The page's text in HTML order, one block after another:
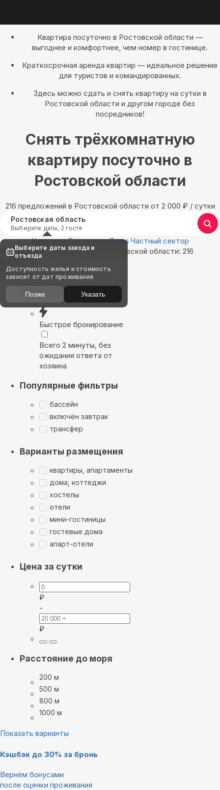
Квартира посуточно в Ростовской области —
выгоднее и комфортнее, чем номер в гостинице.
Краткосрочная аренда квартир — идеальное решение
для туристов и командированных.
Здесь можно сдать и снять квартиру на сутки в
Ростовской области и другом городе без
посредников!
Снять трёхкомнатную
квартиру посуточно в
Ростовской области
216 предложений в Ростовской области oт 2 000 ₽ / сутки
Ростовская область
Выберите даты, 2 гостя
Квартиры Гостиницы Дома Частный сектор
Найдём, где остановиться в Ростовской области: 216
вариантов
Показать на карте
Выбирайте лучшее
Быстрое бронирование
Всего 2 минуты, без
ожидания ответа от
хозяина
Популярные фильтры
бассейн
включён завтрак
трансфер
Варианты размещения
квартиры, апартаменты
дома, коттеджи
хостелы
отели
мини-гостиницы
гостевые дома
апарт-отели
Цена за сутки
₽
-
₽
Расстояние до моря
200 м
500 м
800 м
1000 м
Показать варианты
Кэшбэк до 30% за бронь
Вернём бонусами
после оценки проживания
Выберите даты заезда и
отъезда
Доступность жилья и стоимость
зависят от дат проживания
Позже Указать